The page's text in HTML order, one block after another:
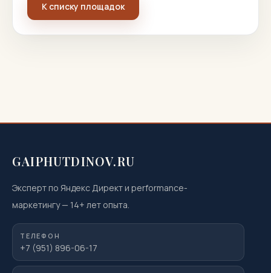
К списку площадок
GAIPHUTDINOV.RU
Эксперт по Яндекс Директ и performance-
маркетингу— 14+ лет опыта.
ТЕЛЕФОН
+7 (951) 896-06-17